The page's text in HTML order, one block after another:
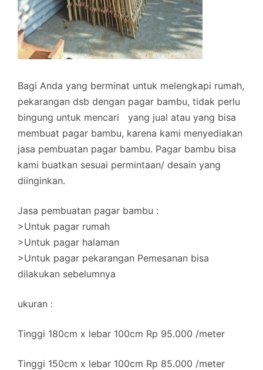
Bagi Anda yang berminat untuk melengkapi rumah,
pekarangan dsb dengan pagar bambu, tidak perlu
bingung untuk mencari yang jual atau yang bisa
membuat pagar bambu, karena kami menyediakan
jasa pembuatan pagar bambu. Pagar bambu bisa
kami buatkan sesuai permintaan/ desain yang
diinginkan.
Jasa pembuatan pagar bambu :
>Untuk pagar rumah
>Untuk pagar halaman
>Untuk pagar pekarangan Pemesanan bisa
dilakukan sebelumnya
ukuran :
Tinggi 180cm x lebar 100cm Rp 95.000 /meter
Tinggi 150cm x lebar 100cm Rp 85.000 /meter